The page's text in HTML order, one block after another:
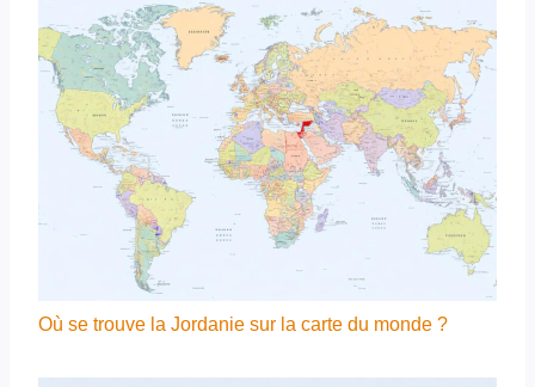
Où se trouve la Jordanie sur la carte du monde ?